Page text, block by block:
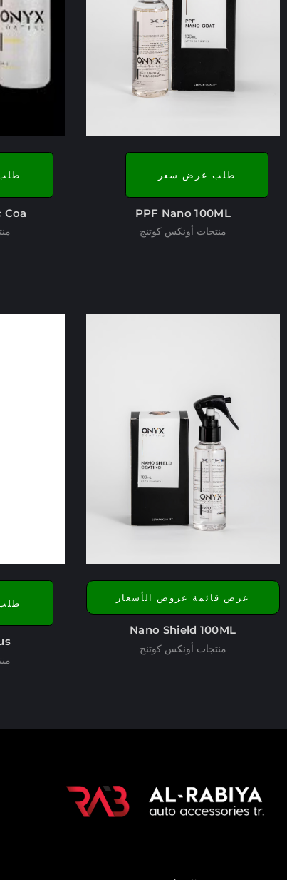
طلب عرض سعر
PPF Nano 100ML
منتجات أونكس كوتنج
عرض قائمة عروض الأسعار
Nano Shield 100ML
منتجات أونكس كوتنج